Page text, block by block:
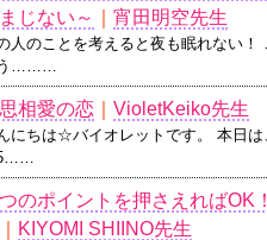
じない～
｜宵田明空先生
人のことを考えると夜も眠れない
………
相愛の恋 ｜VioletKeiko先生
にちは☆バイオレットです。 本日
のポイントを押さえれば
KIYOMI SHIINO先生